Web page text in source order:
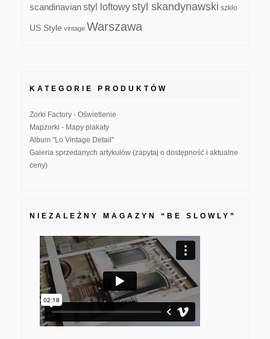
scandinavianstyl loftowystyl skandynawski szkło
US Style vintage Warszawa
KATEGORIE PRODUKTÓW
Zorki Factory - Oświetlenie
Mapzorki - Mapy plakaty
Album "Lo Vintage Detail"
Galeria sprzedanych artykułów (zapytaj o dostępność i aktualne
ceny)
NIEZALEŻNY MAGAZYN “BE SLOWLY”